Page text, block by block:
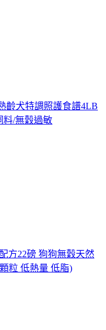
齡犬特調照護食譜4LB
料/無穀過敏
方22磅 狗狗無穀天然
粒 低熱量 低脂)